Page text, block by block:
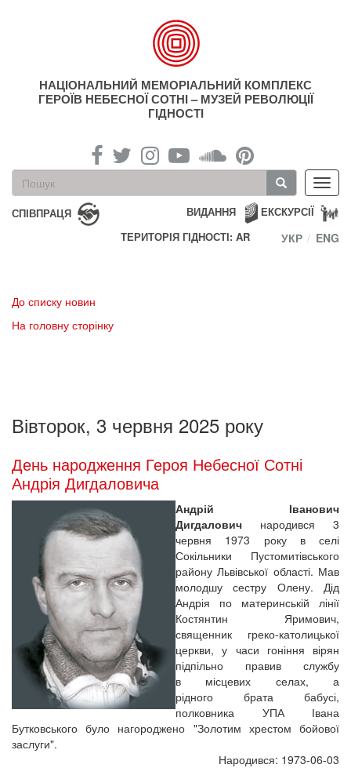
НАЦІОНАЛЬНИЙ МЕМОРІАЛЬНИЙ КОМПЛЕКС
ГЕРОЇВ НЕБЕСНОЇ СОТНІ – МУЗЕЙ РЕВОЛЮЦІЇ
ГІДНОСТІ
Пошукова
форма
Пошук
СПІВПРАЦЯ ЕКСКУРСІЇ
ВИДАННЯ
ТЕРИТОРІЯ ГІДНОСТІ: AR
УКР ENG
До списку новин
На головну сторінку
Вівторок, 3 червня 2025 року
День народження Героя Небесної Сотні
Андрія Дигдаловича
Андрій Іванович
Дигдалович народився 3
червня 1973 року в селі
Сокільники Пустомитівського
району Львівської області. Мав
молодшу сестру Олену. Дід
Андрія по материнській лінії
Костянтин Яримович,
священник греко-католицької
церкви, у часи гоніння вірян
підпільно правив службу
в місцевих селах, а
рідного брата бабусі,
полковника УПА Івана
Бутковського було нагороджено "Золотим хрестом бойової
заслуги".
Народився: 1973-06-03